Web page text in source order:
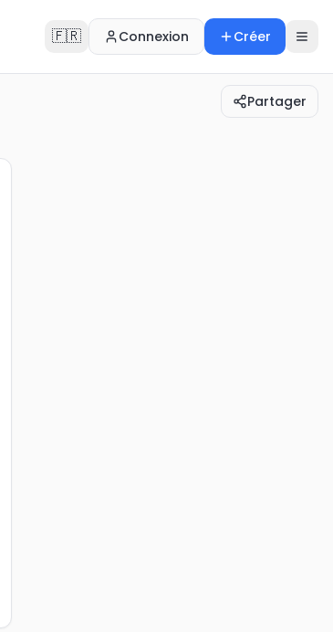
🇫🇷 Connexion Créer
Partager